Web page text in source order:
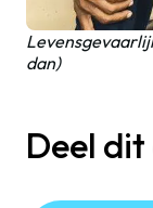
dan)
Deel